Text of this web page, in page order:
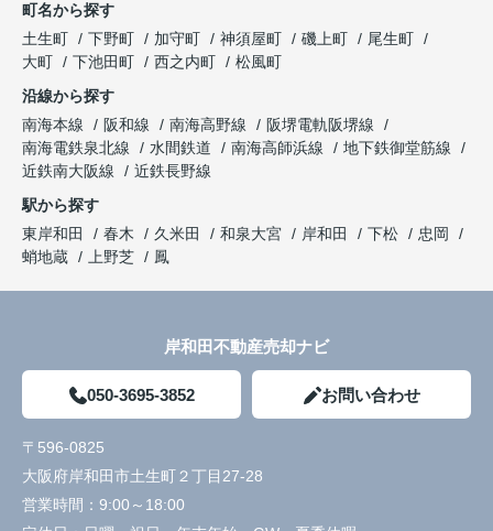
町名から探す
土生町
下野町 加守町 神須屋町 磯上町
尾生町
大町
下池田町 西之内町
松風町
沿線から探す
南海本線
阪和線 南海高野線
阪堺電軌阪堺線
南海電鉄泉北線
水間鉄道 南海高師浜線
地下鉄御堂筋線
近鉄南大阪線
近鉄長野線
駅から探す
東岸和田
春木 久米田 和泉大宮 岸和田 下松
忠岡
蛸地蔵
上野芝 鳳
岸和田不動産売却ナビ
050-3695-3852 お問い合わせ
〒596-0825
大阪府岸和田市土生町２丁目27-28
営業時間： 9:00～18:00